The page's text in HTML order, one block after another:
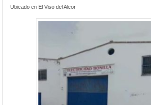
Ubicado en El Viso del Alcor